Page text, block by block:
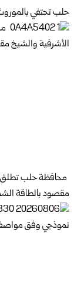
حلب تحتفي
محافظة حلب تطلق
مقصود بالطاقة